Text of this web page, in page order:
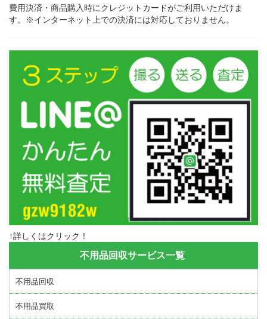
費用決済・商品購入時にクレジットカードがご利用いただけま
す。※インターネット上での決済には対応しておりません。
↑詳しくはクリック！
不用品回収サービス一覧
不用品回収
不用品買取